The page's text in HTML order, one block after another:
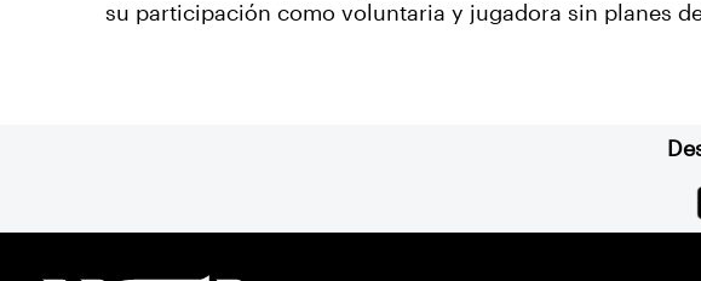
su participación como voluntaria y jugadora sin planes